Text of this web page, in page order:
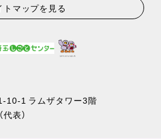
トマップを見る
10-1 ラムザタワー3階
（代表）